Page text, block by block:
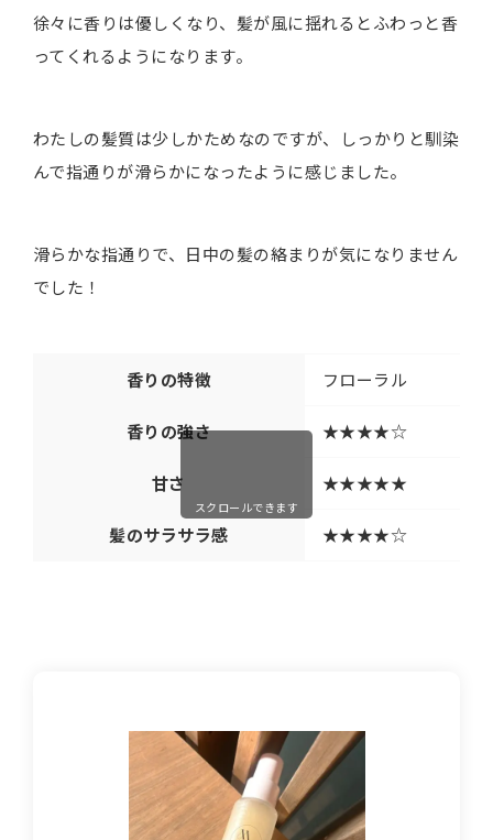
徐々に香りは優しくなり、髪が風に揺れるとふわっと香
ってくれるようになります。
わたしの髪質は少しかためなのですが、しっかりと馴染
んで指通りが滑らかになったように感じました。
滑らかな指通りで、日中の髪の絡まりが気になりません
でした！
香りの特徴 フローラル
香りの強さ ★★★★☆
甘さ ★★★★★
髪のサラサラ感 ★★★★☆
スクロールできます